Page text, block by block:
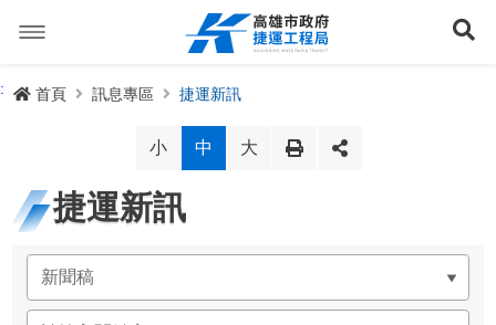
容
捷運路線進度圖
路網簡介
規劃中
訊息專區
公聽會與說明會
局長信箱
交流互動
首頁 訊息專區 捷運新訊
小 中 大
捷運新訊